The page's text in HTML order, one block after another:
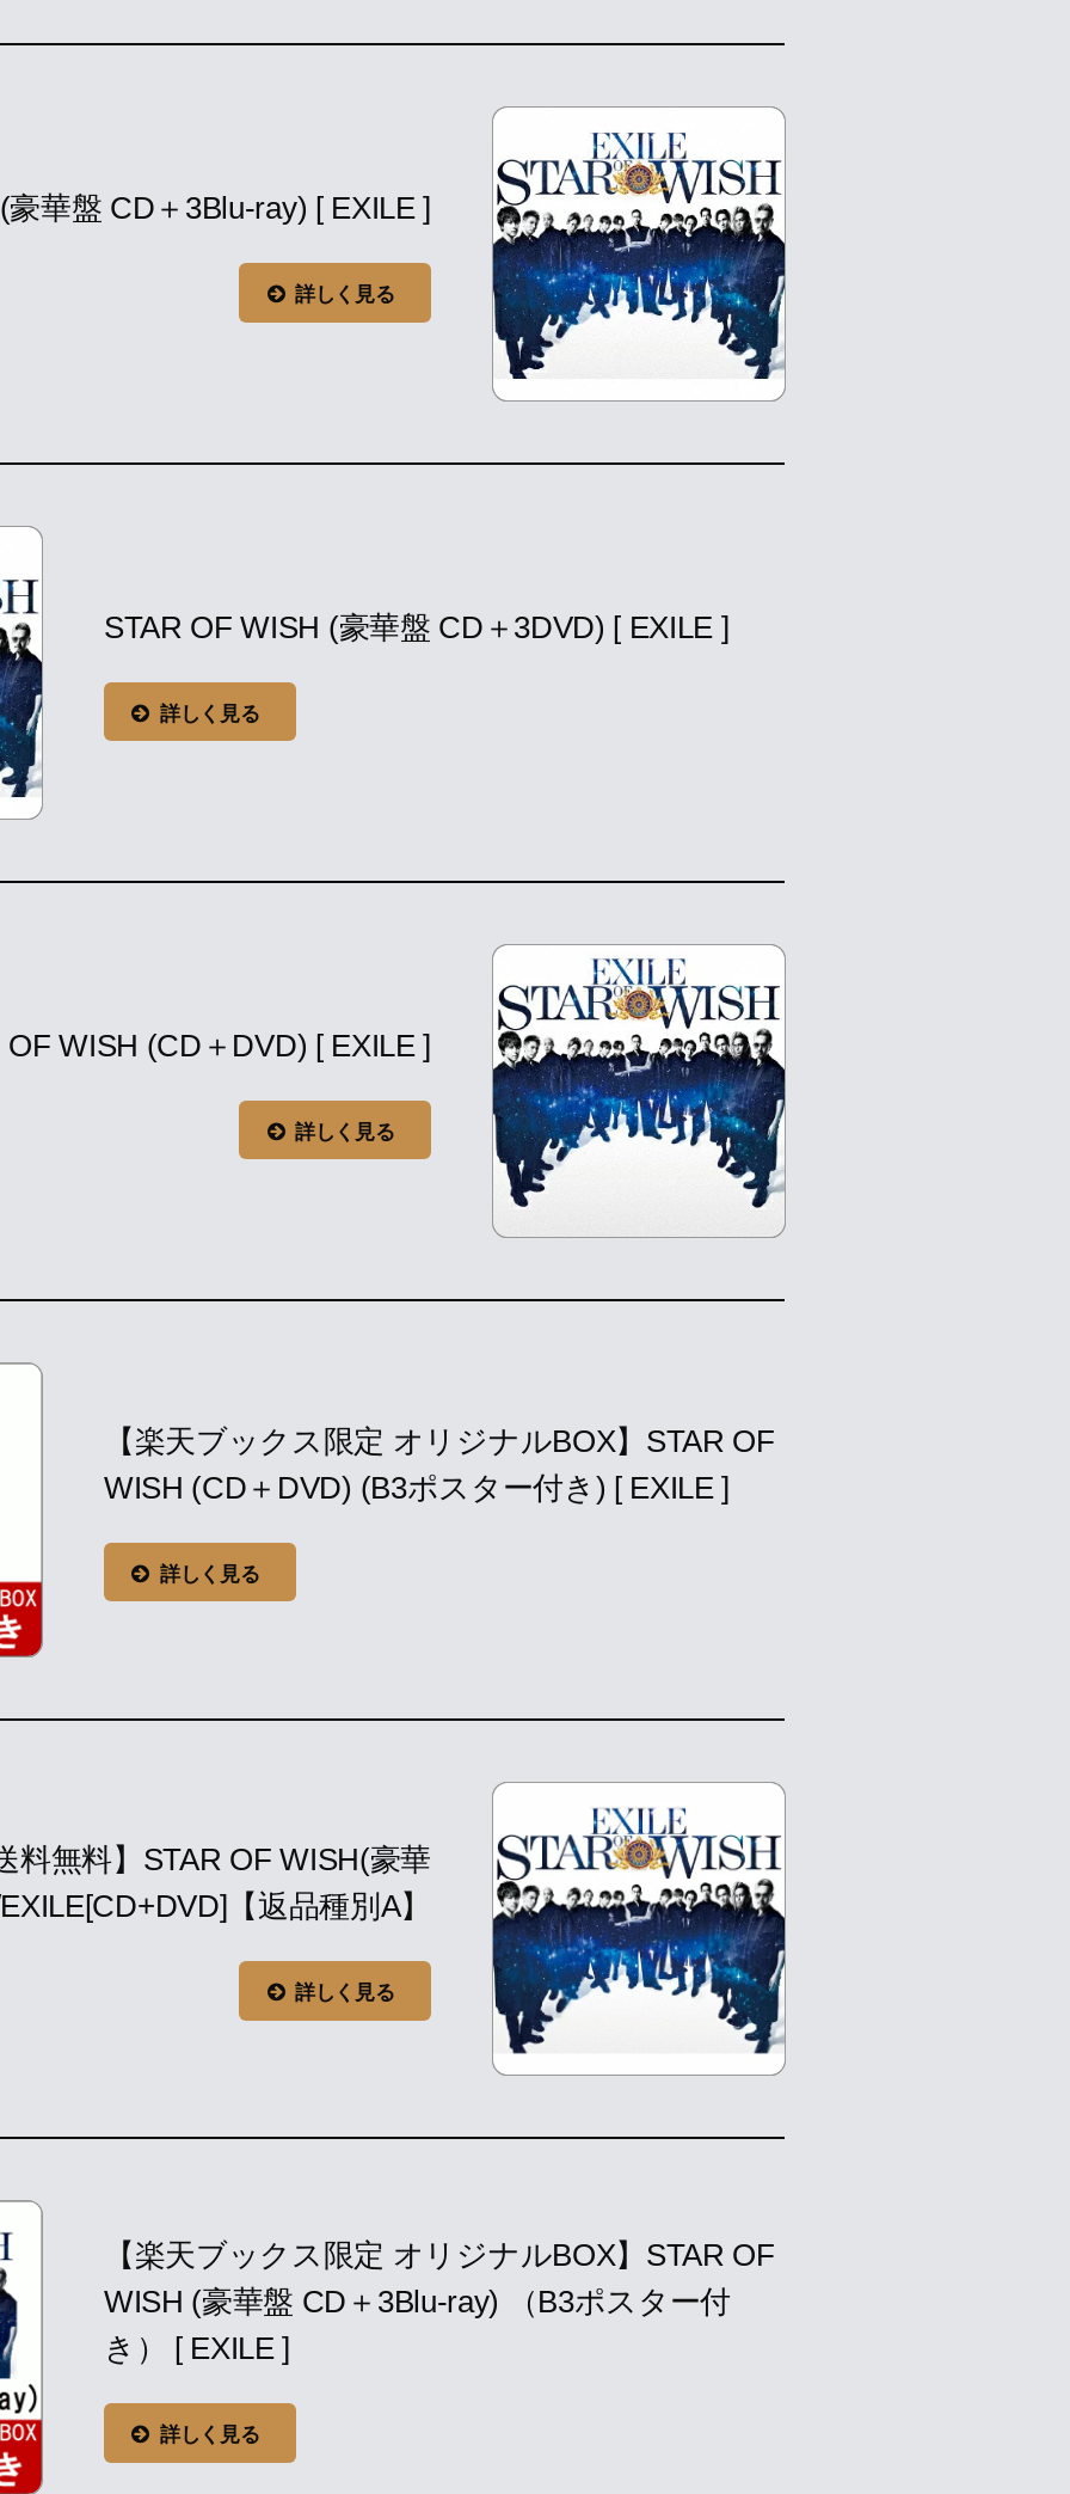
華盤 CD＋3Blu-ray) [ EXILE ]
詳しく見る
STAR OF WISH (豪華盤 CD＋3DVD) [ EXILE ]
詳しく見る
OF WISH (CD＋DVD) [ EXILE ]
詳しく見る
【楽天ブックス限定 オリジナルBOX】STAR OF
WISH (CD＋DVD) (B3ポスター付き) [ EXILE ]
詳しく見る
料無料】STAR OF WISH(豪華
【返品種別A】
詳しく見る
【楽天ブックス限定 オリジナルBOX】STAR OF
WISH (豪華盤 CD＋3Blu-ray) （B3ポスター付
き） [ EXILE ]
詳しく見る